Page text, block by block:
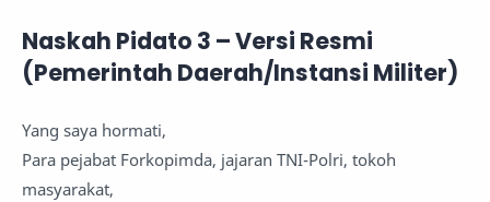
Naskah Pidato 3 – Versi Resmi
(Pemerintah Daerah/Instansi Militer)
Yang saya hormati,
Para pejabat Forkopimda, jajaran TNI-Polri, tokoh
masyarakat,